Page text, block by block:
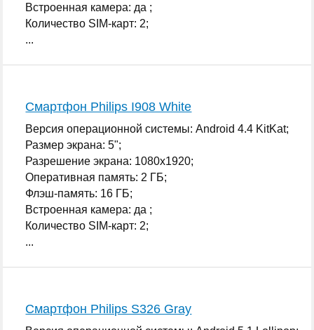
Встроенная камера: да ;
Количество SIM-карт: 2;
...
Смартфон Philips I908 White
Версия операционной системы: Android 4.4 KitKat;
Размер экрана: 5";
Разрешение экрана: 1080x1920;
Оперативная память: 2 ГБ;
Флэш-память: 16 ГБ;
Встроенная камера: да ;
Количество SIM-карт: 2;
...
Смартфон Philips S326 Gray